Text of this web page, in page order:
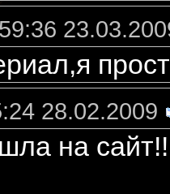
28.02.2009
на